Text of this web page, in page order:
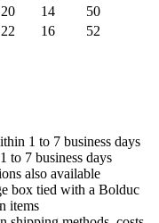
20 14
50
22 16
52
1 to 7 business days
to 7 business days
also available
box tied with a Bolduc
items